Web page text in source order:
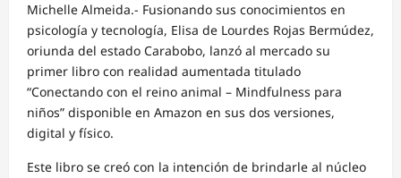
Michelle Almeida.- Fusionando sus conocimientos en
psicología y tecnología, Elisa de Lourdes Rojas Bermúdez,
oriunda del estado Carabobo, lanzó al mercado su
primer libro con realidad aumentada titulado
“Conectando con el reino animal – Mindfulness para
niños” disponible en Amazon en sus dos versiones,
digital y físico.
Este libro se creó con la intención de brindarle al núcleo